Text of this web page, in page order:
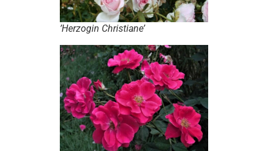
’Herzogin Christiane’